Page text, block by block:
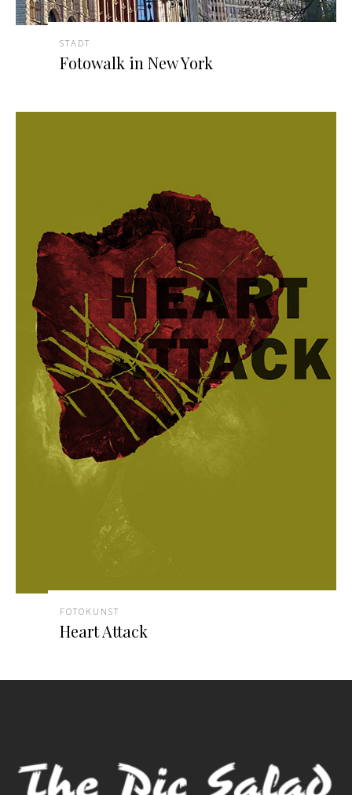
STADT
Fotowalk in New York
FOTOKUNST
Heart Attack